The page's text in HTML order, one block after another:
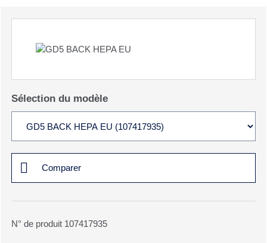
Sélection du modèle
Comparer
N° de produit 107417935